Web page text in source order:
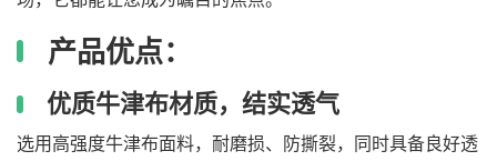
产品优点：
优质牛津布材质，结实透气
选用高强度牛津布面料，耐磨损、防撕裂，同时具备良好透